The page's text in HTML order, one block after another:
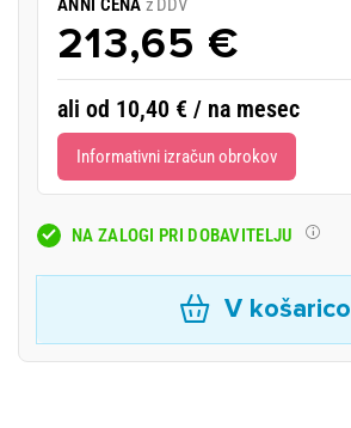
ANNI CENA z DDV
213,65 €
ali od 10,40 € / na mesec
Informativni izračun obrokov
NA ZALOGI PRI DOBAVITELJU
V košarico